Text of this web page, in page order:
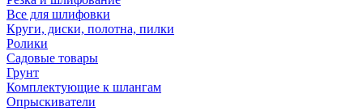
Все для шлифовки
Круги, диски, полотна, пилки
Ролики
Садовые товары
Грунт
Комплектующие к шлангам
Опрыскиватели